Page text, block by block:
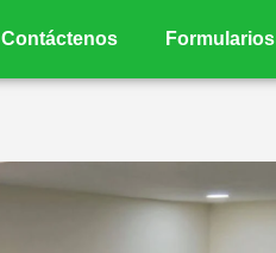
Contáctenos Formularios